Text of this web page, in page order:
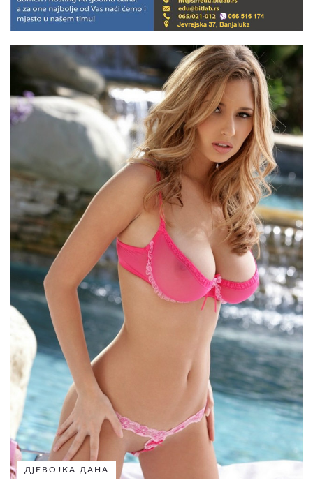
ДјЕВОЈКА ДАНА